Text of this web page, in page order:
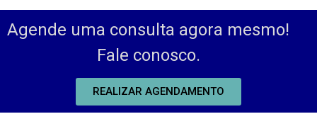
Agende uma consulta agora mesmo!
Fale conosco.
REALIZAR AGENDAMENTO